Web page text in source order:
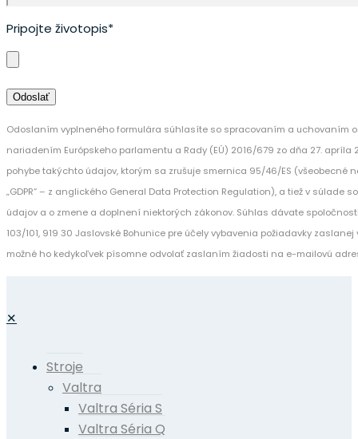
Pripojte životopis*
Odoslaním vyplneného formulára súhlasíte so spracovaním a uchovaním
nariadením Európskeho parlamentu a Rady (EÚ) 2016/679 zo dňa 27.
pohybe takýchto údajov, ktorým sa zrušuje smernica 95/46/ES
„GDPR“ – z anglického General Data Protection Regulation), a tiež v súlade
údajov a o zmene a doplnení niektorých zákonov. Súhlas dávate spoločnosti
103/101, 919 30 Jaslovské Bohunice pre účely vybavenia požiadavky
možné ho kedykoľvek písomne odvolať zaslaním žiadosti na e-mailovú
✕
Stroje
Valtra
Valtra Séria S
Valtra Séria Q